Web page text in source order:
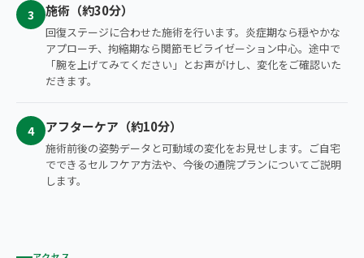
3 施術（約30分）
回復ステージに合わせた施術を行います。炎症期なら穏やかな
アプローチ、拘縮期なら関節モビライゼーション中心。途中で
「腕を上げてみてください」とお声がけし、変化をご確認いた
だきます。
4 アフターケア（約10分）
施術前後の姿勢データと可動域の変化をお見せします。ご自宅
でできるセルフケア方法や、今後の通院プランについてご説明
します。